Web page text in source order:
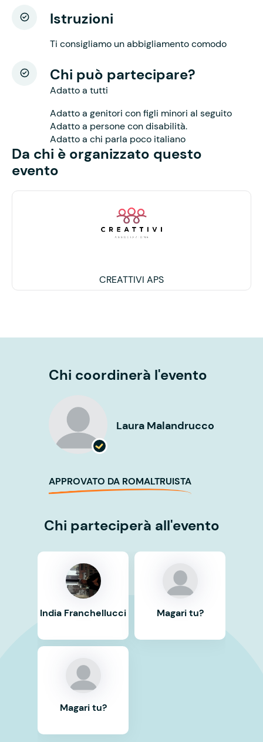
Istruzioni
Ti consigliamo un abbigliamento comodo
Chi può partecipare?
Adatto a tutti
Adatto a genitori con figli minori al seguito
Adatto a persone con disabilità.
Adatto a chi parla poco italiano
Da chi è organizzato questo
evento
CREATTIVI APS
Chi coordinerà l'evento
Laura Malandrucco
APPROVATO DA ROMALTRUISTA
Chi parteciperà all'evento
India Franchellucci
Magari tu?
Magari tu?